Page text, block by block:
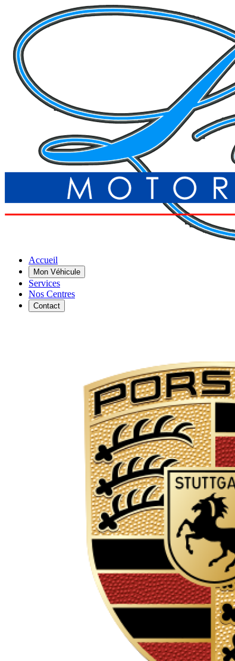
Accueil
Mon Véhicule
Services
Nos Centres
Contact